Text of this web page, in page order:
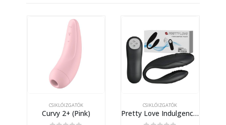
CSIKLÓIZGATÓK
Curvy 2+ (Pink)
CSIKLÓIZGATÓK
Pretty Love Indulgence Plus